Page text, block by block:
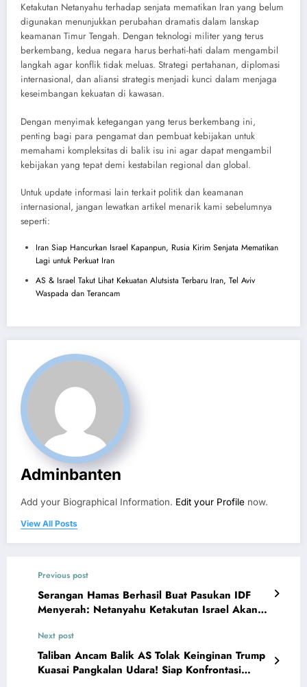
Ketakutan Netanyahu terhadap senjata mematikan Iran yang belum
digunakan menunjukkan perubahan dramatis dalam lanskap
keamanan Timur Tengah. Dengan teknologi militer yang terus
berkembang, kedua negara harus berhati-hati dalam mengambil
langkah agar konflik tidak meluas. Strategi pertahanan, diplomasi
internasional, dan aliansi strategis menjadi kunci dalam menjaga
keseimbangan kekuatan di kawasan.
Dengan menyimak ketegangan yang terus berkembang ini,
penting bagi para pengamat dan pembuat kebijakan untuk
memahami kompleksitas di balik isu ini agar dapat mengambil
kebijakan yang tepat demi kestabilan regional dan global.
Untuk update informasi lain terkait politik dan keamanan
internasional, jangan lewatkan artikel menarik kami sebelumnya
seperti:
Iran Siap Hancurkan Israel Kapanpun, Rusia Kirim Senjata Mematikan
Lagi untuk Perkuat Iran
AS & Israel Takut Lihat Kekuatan Alutsista Terbaru Iran, Tel Aviv
Waspada dan Terancam
Adminbanten
Add your Biographical Information. Edit your Profile now.
View All Posts
Previous post
Serangan Hamas Berhasil Buat Pasukan IDF
Menyerah: Netanyahu Ketakutan Israel Akan
Next post
Taliban Ancam Balik AS Tolak Keinginan Trump
Kuasai Pangkalan Udara! Siap Konfrontasi